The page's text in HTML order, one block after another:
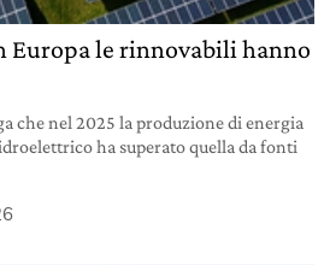
Europa le rinnovabili hanno
che nel 2025 la produzione di energia
ha superato quella da fonti